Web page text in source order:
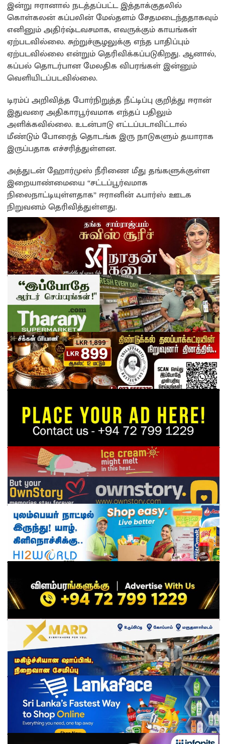
இன்று ஈரானால் நடத்தப்பட்ட இத்தாக்குதலில்
கொள்கலன் கப்பலின் மேல்தளம் சேதமடைந்ததாகவும்
எனினும் அதிர்ஷ்டவசமாக, எவருக்கும் காயங்கள்
ஏற்படவில்லை. சுற்றுச்சூழலுக்கு எந்த பாதிப்பும்
ஏற்படவில்லை என்றும் தெரிவிக்கப்படுகிறது. ஆனால்,
கப்பல் தொடர்பான மேலதிக விபரங்கள் இன்னும்
வெளியிடப்படவில்லை.
டிரம்ப் அறிவித்த போர்நிறுத்த நீட்டிப்பு குறித்து ஈரான்
இதுவரை அதிகாரபூர்வமாக எந்தப் பதிலும்
அளிக்கவில்லை. உடன்பாடு எட்டப்படாவிட்டால்
மீண்டும் போரைத் தொடங்க இரு நாடுகளும் தயாராக
இருப்பதாக எச்சரித்துள்ளன.
அத்துடன் ஹோர்முஸ் நீரிணை மீது தங்களுக்குள்ள
இறையாண்மையை “சட்டப்பூர்வமாக
நிலைநாட்டியுள்ளதாக” ஈரானின் ஃபார்ஸ் ஊடக
நிறுவனம் தெரிவித்துள்ளது.